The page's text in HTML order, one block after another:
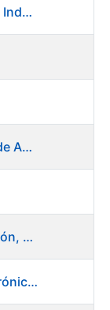
OE 13/24 - Analista de Aplicaciones Industriales
OE 14/24 - Maquinista Cortadoras de Acabado Máquina de Papel
OE 23/24 - Maquinista de Inutilización, Destrucción y Empacado de Papel
OE 11/24 - Oficial 2ª Eléctrico-Electrónico Central